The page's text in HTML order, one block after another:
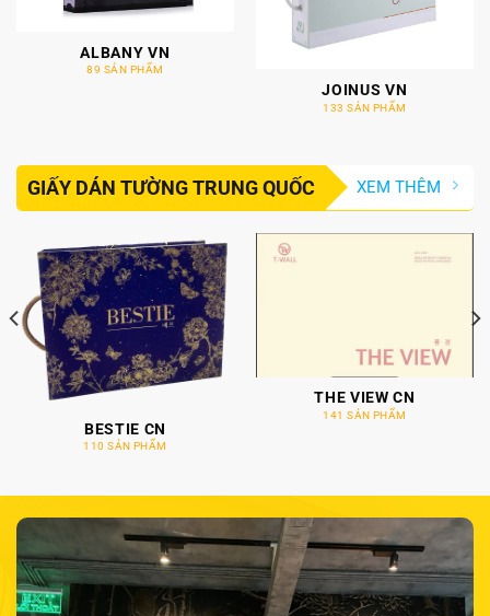
ALBANY VN
89 SẢN PHẨM
JOINUS VN
133 SẢN PHẨM
GIẤY DÁN TƯỜNG TRUNG QUỐC XEM THÊM
BESTIE CN
110 SẢN PHẨM
THE VIEW CN
141 SẢN PHẨM